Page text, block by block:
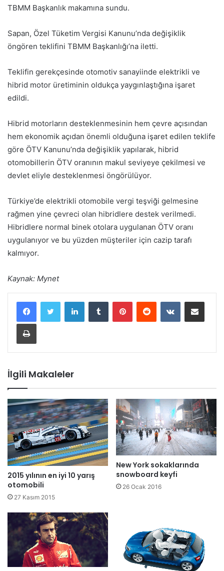
TBMM Başkanlık makamına sundu.
Sapan, Özel Tüketim Vergisi Kanunu’nda değişiklik
öngören teklifini TBMM Başkanlığı’na iletti.
Teklifin gerekçesinde otomotiv sanayiinde elektrikli ve
hibrid motor üretiminin oldukça yaygınlaştığına işaret
edildi.
Hibrid motorların desteklenmesinin hem çevre açısından
hem ekonomik açıdan önemli olduğuna işaret edilen teklife
göre ÖTV Kanunu’nda değişiklik yapılarak, hibrid
otomobillerin ÖTV oranının makul seviyeye çekilmesi ve
devlet eliyle desteklenmesi öngörülüyor.
Türkiye’de elektrikli otomobile vergi teşviği gelmesine
rağmen yine çevreci olan hibridlere destek verilmedi.
Hibridlere normal binek otolara uygulanan ÖTV oranı
uygulanıyor ve bu yüzden müşteriler için cazip tarafı
kalmıyor.
Kaynak: Mynet
İlgili Makaleler
2015 yılının en iyi 10 yarış
otomobili
27 Kasım 2015
New York sokaklarında
snowboard keyfi
26 Ocak 2016